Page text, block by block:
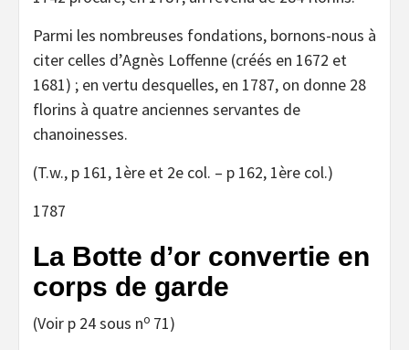
Parmi les nombreuses fondations, bornons-nous à
citer celles d’Agnès Loffenne (créés en 1672 et
1681) ; en vertu desquelles, en 1787, on donne 28
florins à quatre anciennes servantes de
chanoinesses.
(T.w., p 161, 1ère et 2e col. – p 162, 1ère col.)
1787
La Botte d’or convertie en
corps de garde
(Voir p 24 sous no 71)